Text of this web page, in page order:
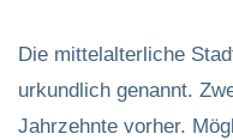
Die mittelalterliche
urkundlich genannt.
Jahrzehnte vorher.